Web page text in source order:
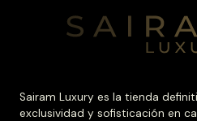
Sairam Luxury es la tienda
exclusividad y sofisticación en